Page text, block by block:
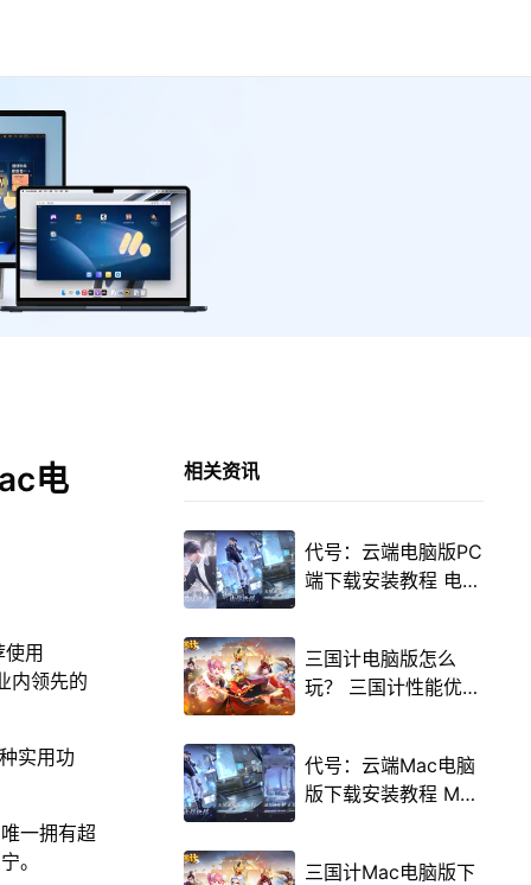
电
用
内领先的
实用功
一拥有超
。
相关资讯
代号：云端电脑版PC
端下载安装教程 电脑
三国计电脑版怎么
玩？ 三国计性能优化
程
代号：云端Mac电脑
版下载安装教程 Mac
三国计Mac电脑版下